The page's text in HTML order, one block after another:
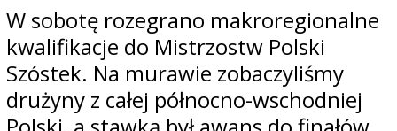
W sobotę rozegrano makroregionalne
kwalifikacje do Mistrzostw Polski
Szóstek. Na murawie zobaczyliśmy
drużyny z całej północno-wschodniej